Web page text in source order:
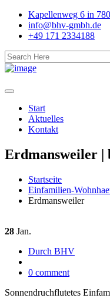
Kapellenweg 6 in
info@bhv-gmbh.de
+49 171 2334188
Start
Aktuelles
Kontakt
Erdmansweiler |
Startseite
Einfamilien-
Erdmansweiler
28 Jan.
Durch BHV
0 comment
Sonnendruchflutetes